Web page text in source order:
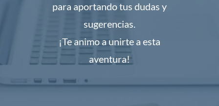
para aportando tus dudas y
sugerencias.
¡Te animo a unirte a esta
aventura!